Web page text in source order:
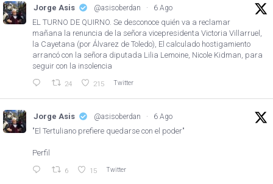
Jorge Asis @asisoberdan · 6 Ago
EL TURNO DE QUIRNO. Se desconoce quién va a reclamar
mañana la renuncia de la señora vicepresidenta Victoria Villarruel,
la Cayetana (por Álvarez de Toledo), El calculado hostigamiento
arrancó con la señora diputada Lilia Lemoine, Nicole Kidman, para
seguir con la insolencia
24 215 Twitter
Jorge Asis @asisoberdan · 6 Ago
"El Tertuliano prefiere quedarse con el poder"
Perfil
6 15 Twitter